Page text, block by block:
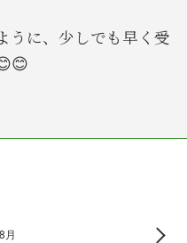
うに、少しでも早く受
月